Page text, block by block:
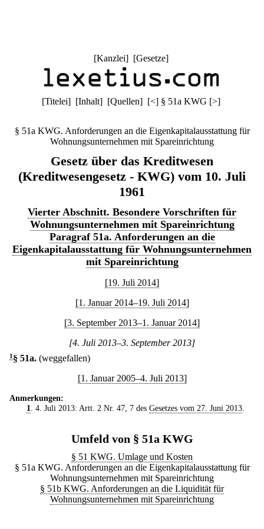
[Kanzlei] [Gesetze]
[Titelei] [Inhalt] [Quellen] [<] § 51a KWG [>]
§ 51a KWG. Anforderungen an die Eigenkapitalausstattung für
Wohnungsunternehmen mit Spareinrichtung
Gesetz über das Kreditwesen
(Kreditwesengesetz - KWG) vom 10. Juli
1961
Vierter Abschnitt. Besondere Vorschriften für
Wohnungsunternehmen mit Spareinrichtung
Paragraf 51a. Anforderungen an die
Eigenkapitalausstattung für Wohnungsunternehmen
mit Spareinrichtung
[19. Juli 2014]
[1. Januar 2014–19. Juli 2014]
[3. September 2013–1. Januar 2014]
[4. Juli 2013–3. September 2013]
1 § 51a. (weggefallen)
[1. Januar 2005–4. Juli 2013]
Anmerkungen:
1
. 4. Juli 2013: Artt. 2 Nr. 47, 7 des Gesetzes vom 27. Juni 2013.
Umfeld von § 51a KWG
§ 51 KWG. Umlage und Kosten
§ 51a KWG. Anforderungen an die Eigenkapitalausstattung für
Wohnungsunternehmen mit Spareinrichtung
§ 51b KWG. Anforderungen an die Liquidität für
Wohnungsunternehmen mit Spareinrichtung